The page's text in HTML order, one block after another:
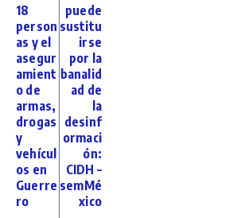
18
person
as y el
asegur
amient
o de
armas,
drogas
y
vehícul
os en
Guerre
ro
puede
sustitu
irse
por la
banalid
ad de
la
desinf
ormaci
ón:
CIDH –
semMé
xico